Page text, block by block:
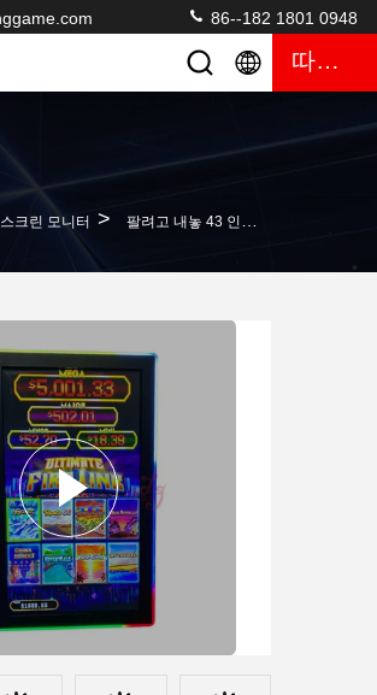
86--182 1801 0948
따옴표
크린 모니터 > 팔려고 내놓 43 인치 화재 링크 Mega Link 3M Rs232 43 인치 적외선 터치 스크린 게임 모니터